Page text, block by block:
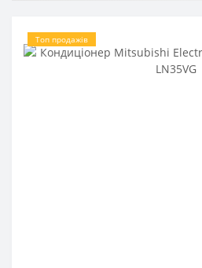
Топ продажів